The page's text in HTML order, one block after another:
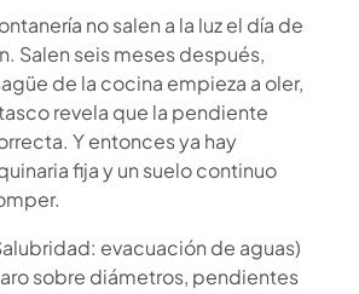
no salen a la luz el día de
Salen seis meses después,
de la cocina empieza a oler,
revela que la pendiente
Y entonces ya hay
fija y un suelo continuo
evacuación de aguas)
sobre diámetros, pendientes